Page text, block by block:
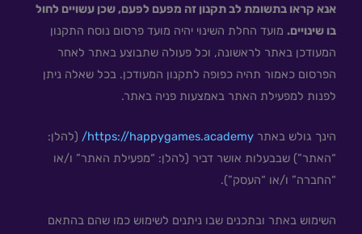
אנא קראו בתשומת לב תקנון זה מפעם לפעם, שכן עשויים לחול
בו שינויים. מועד החלת השינוי יהיה מועד פרסום נוסח התקנון
המעודכן באתר לראשונה, וכל פעולה שתבוצע באתר לאחר
הפרסום כאמור תהיה כפופה לתקנון המעודכן. בכל שאלה ניתן
לפנות למפעילת האתר באמצעות פניה באתר.
הינך גולש באתרhttps://happygames.academy/
(להלן:
“האתר”) שבבעלות אושר דביר (להלן: “מפעילת האתר” ו/או
“החברה” ו/או “העסק”).
השימוש באתר ובתכנים שבו ניתנים לשימוש כמו שהם בהתאם